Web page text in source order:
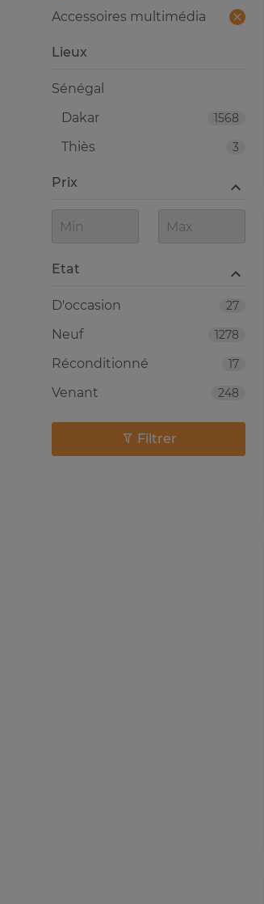
Accessoires multimédia
Lieux
Sénégal
1568
Dakar
3
Thiès
Prix
Etat
27
D'occasion
1278
Neuf
17
Réconditionné
248
Venant
Filtrer